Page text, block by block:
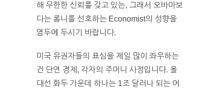
해 무한한 신뢰를 갖고 있는, 그래서 오바마보
다는 롬니를 선호하는 Economist의 성향을
염두에 두시기 바랍니다.
미국 유권자들의 표심을 제일 많이 좌우하는
건 단연 경제, 각자의 주머니 사정입니다. 올
대선 화두 가운데 하나는 1조 달러나 되는 어